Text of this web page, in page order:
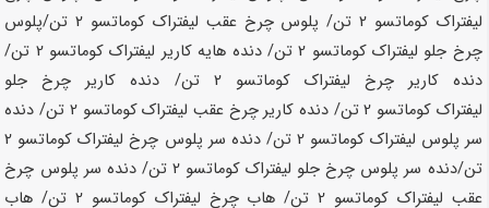
لیفتراک کوماتسو 2 تن / پلوس چرخ عقب لیفتراک کوماتسو
/پلوس
چرخ جلو لیفتراک کوماتسو
/ دنده هایه کاریر لیفتراک کوماتسو 2 تن
/
دنده کاریر چرخ لیفتراک کوماتسو 2 تن
/ دنده کاریر چرخ جلو
لیفتراک کوماتسو
/ دنده کاریر چرخ عقب لیفتراک کوماتسو 2 تن
/ دنده
سر پلوس لیفتراک کوماتسو 2 تن / دنده سر پلوس چرخ لیفتراک کوماتسو 2
تن/دنده سر پلوس چرخ جلو لیفتراک کوماتسو 2 تن
/ دنده سر پلوس چرخ
عقب لیفتراک کوماتسو
/ هاب چرخ لیفتراک کوماتسو
/ هاب